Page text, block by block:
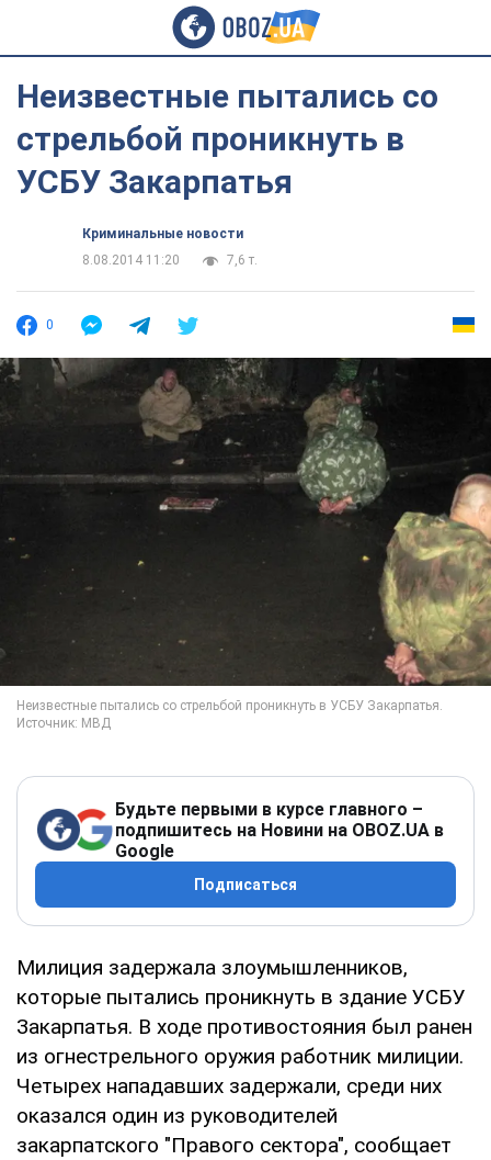
Неизвестные пытались со
стрельбой проникнуть в
УСБУ Закарпатья
Криминальные новости
8.08.2014 11:20
7,6 т.
0
Будьте первыми в курсе главного –
подпишитесь на Новини на OBOZ.UA в
Google
Подписаться
Милиция задержала злоумышленников,
которые пытались проникнуть в здание УСБУ
Закарпатья. В ходе противостояния был ранен
из огнестрельного оружия работник милиции.
Четырех нападавших задержали, среди них
оказался один из руководителей
закарпатского "Правого сектора", сообщает